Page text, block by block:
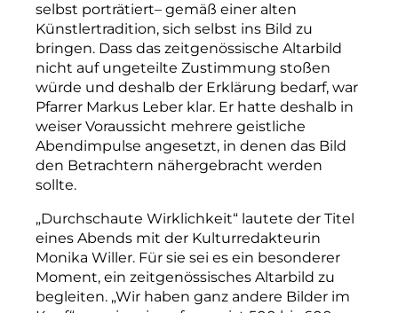
selbst porträtiert– gemäß einer alten
Künstlertradition, sich selbst ins Bild zu
bringen. Dass das zeitgenössische Altarbild
nicht auf ungeteilte Zustimmung stoßen
würde und deshalb der Erklärung bedarf, war
Pfarrer Markus Leber klar. Er hatte deshalb in
weiser Voraussicht mehrere geistliche
Abendimpulse angesetzt, in denen das Bild
den Betrachtern nähergebracht werden
sollte.
„Durchschaute Wirklichkeit“ lautete der Titel
eines Abends mit der Kulturredakteurin
Monika Willer. Für sie sei es ein besonderer
Moment, ein zeitgenössisches Altarbild zu
begleiten. „Wir haben ganz andere Bilder im